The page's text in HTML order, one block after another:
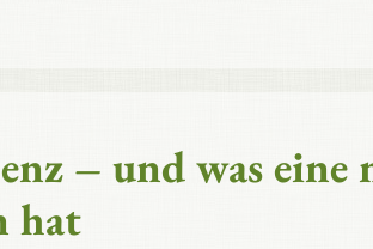
– und was eine
hat